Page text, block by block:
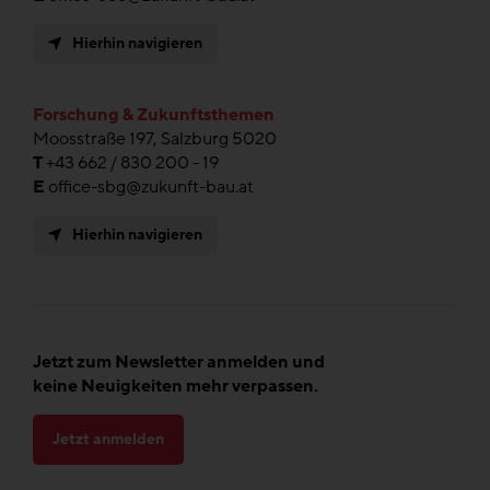
Hierhin navigieren
Forschung & Zukunftsthemen
Moosstraße 197, Salzburg 5020
T+43 662 / 830 200 - 19
E office-sbg@zukunft-bau.at
Hierhin navigieren
Jetzt zum Newsletter anmelden und
keine Neuigkeiten mehr verpassen.
Jetzt anmelden